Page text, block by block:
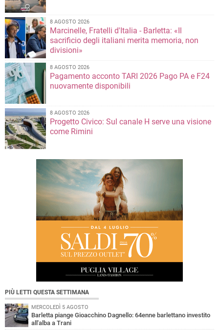
8 AGOSTO 2026
Marcinelle, Fratelli d'Italia - Barletta: «Il
sacrificio degli italiani merita memoria, non
divisioni»
8 AGOSTO 2026
Pagamento acconto TARI 2026 Pago PA e F24
nuovamente disponibili
8 AGOSTO 2026
Progetto Civico: Sul canale H serve una visione
come Rimini
PIÙ LETTI QUESTA SETTIMANA
MERCOLEDÌ 5 AGOSTO
Barletta piange Gioacchino Dagnello: 64enne barlettano investito
all'alba a Trani